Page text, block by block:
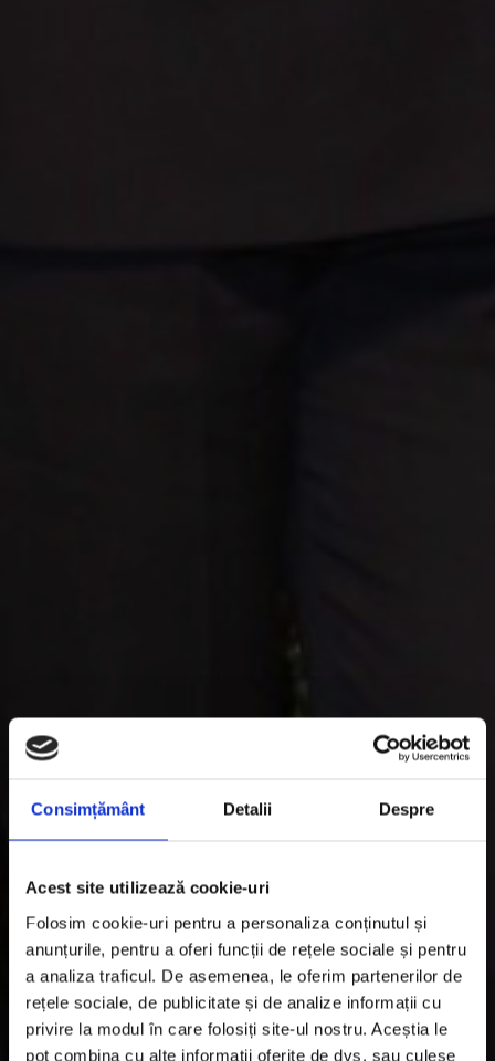
Consimțământ Detalii Despre
Acest site utilizează cookie-uri
Folosim cookie-uri pentru a personaliza conținutul și
anunțurile, pentru a oferi funcții de rețele sociale și pentru
a analiza traficul. De asemenea, le oferim partenerilor de
rețele sociale, de publicitate și de analize informații cu
privire la modul în care folosiți site-ul nostru. Aceștia le
pot combina cu alte informații oferite de dvs. sau culese